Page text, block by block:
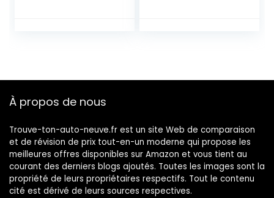
Weather-
Grip Lock
À propos de nous
Trouve-ton-auto-neuve.fr est un site Web de comparaison
et de révision de prix tout-en-un moderne qui propose les
meilleures offres disponibles sur Amazon et vous tient au
courant des derniers blogs ajoutés. Toutes les images sont la
propriété de leurs propriétaires respectifs. Tout le contenu
cité est dérivé de leurs sources respectives.